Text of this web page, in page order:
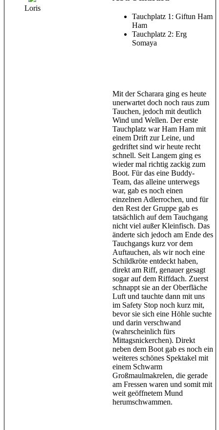
Loris
Tauchplatz 1: Giftun Ham
Ham
Tauchplatz 2: Erg
Somaya
Mit der Scharara ging es heute
unerwartet doch noch raus zum
Tauchen, jedoch mit deutlich
Wind und Wellen. Der erste
Tauchplatz war Ham Ham mit
einem Drift zur Leine, und
gedriftet sind wir heute recht
schnell. Seit Langem ging es
wieder mal richtig zackig zum
Boot. Für das eine Buddy-
Team, das alleine unterwegs
war, gab es noch einen
einzelnen Adlerrochen, und für
den Rest der Gruppe gab es
tatsächlich auf dem Tauchgang
nicht viel außer Kleinfisch. Das
änderte sich jedoch am Ende des
Tauchgangs kurz vor dem
Auftauchen, als wir noch eine
Schildkröte entdeckt haben,
direkt am Riff, genauer gesagt
sogar auf dem Riffdach. Zuerst
schnappt sie an der Oberfläche
Luft und tauchte dann mit uns
im Safety Stop noch kurz mit,
bevor sie sich eine Höhle suchte
und darin verschwand
(wahrscheinlich fürs
Mittagsnickerchen). Direkt
neben dem Boot gab es noch ein
weiteres schönes Spektakel mit
einem Schwarm
Großmaulmakrelen, die gerade
am Fressen waren und somit mit
weit geöffnetem Mund
herumschwammen.